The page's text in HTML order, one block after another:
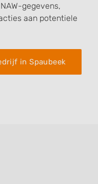
gegevens,
aan potentiele
in Spaubeek